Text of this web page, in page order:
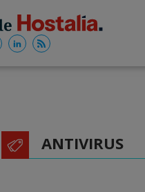
ANTIVIRUS